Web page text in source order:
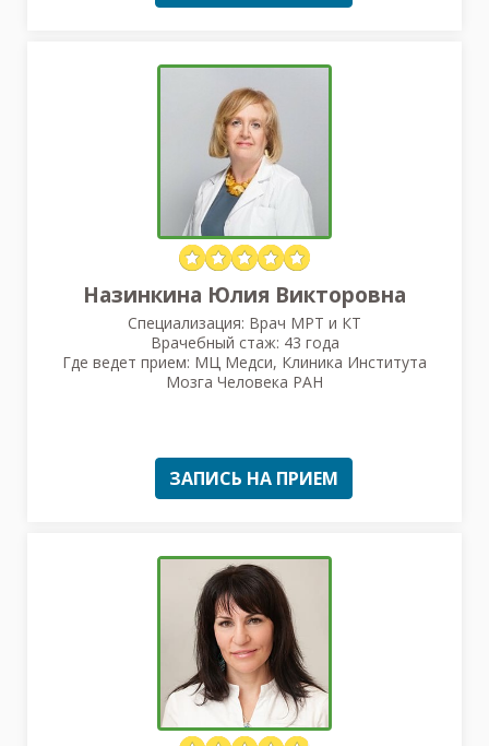
Назинкина Юлия Викторовна
Специализация: Врач МРТ и КТ
Врачебный стаж: 43 года
Где ведет прием: МЦ Медси, Клиника Института
Мозга Человека РАН
ЗАПИСЬ НА ПРИЕМ